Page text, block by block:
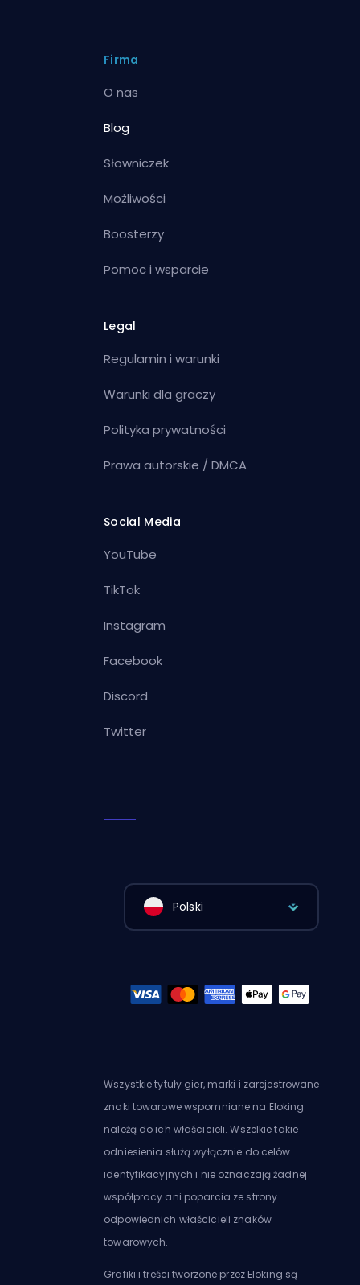
Firma
O nas
Blog
Słowniczek
Możliwości
Boosterzy
Pomoc i wsparcie
Legal
Regulamin i warunki
Warunki dla graczy
Polityka prywatności
Prawa autorskie / DMCA
Social Media
YouTube
TikTok
Instagram
Facebook
Discord
Twitter
Polski
Wszystkie tytuły gier, marki i zarejestrowane
znaki towarowe wspomniane na Eloking
należą do ich właścicieli. Wszelkie takie
odniesienia służą wyłącznie do celów
identyfikacyjnych i nie oznaczają żadnej
współpracy ani poparcia ze strony
odpowiednich właścicieli znaków
towarowych.
Grafiki i treści tworzone przez Eloking są